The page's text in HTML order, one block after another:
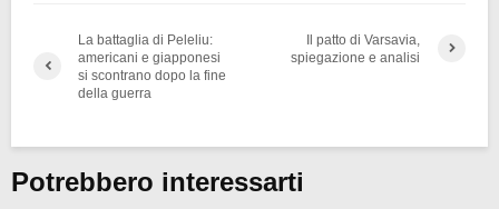
La battaglia di Peleliu:
americani e giapponesi
si scontrano dopo la fine
della guerra
Il patto di Varsavia,
spiegazione e analisi
Potrebbero interessarti